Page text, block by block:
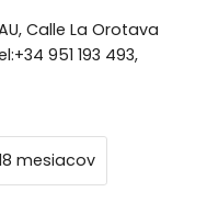
Calle La Orotava
951 193 493,
mesiacov